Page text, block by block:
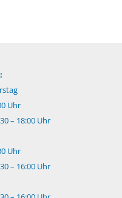
Uhr
– 18:00 Uhr
Uhr
– 16:00 Uhr